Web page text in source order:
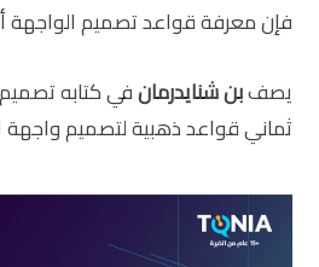
فإن معرفة قواعد تصميم الواجهة
يصفبن شنايدرمانفي كتابه
ثماني قواعد ذهبية لتصميم